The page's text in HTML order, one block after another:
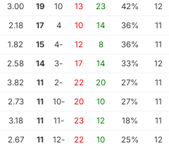
12
42%
23
13
10
19
3.00
11
36%
14
10
4
17
2.18
11
36%
8
12
-4
15
1.82
12
33%
14
17
-3
14
2.58
11
27%
20
22
-2
11
3.82
11
27%
10
20
-10
11
2.73
11
18%
12
23
-11
11
3.18
12
25%
10
22
-12
11
2.67